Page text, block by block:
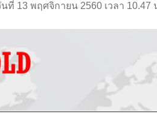
นที่ 13 พฤศจิกายน 2560 เวลา 10.47